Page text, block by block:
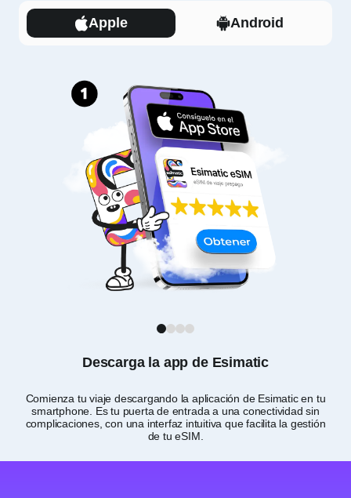
Apple Android
Descarga la app de Esimatic
Comienza tu viaje descargando la aplicación de Esimatic en tu
smartphone. Es tu puerta de entrada a una conectividad sin
complicaciones, con una interfaz intuitiva que facilita la gestión
de tu eSIM.
1